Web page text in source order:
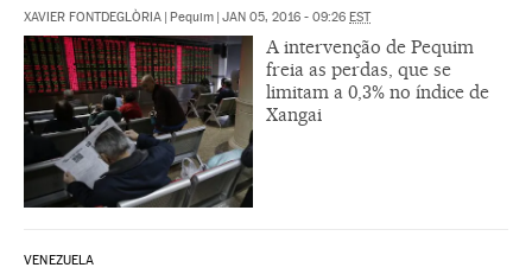
XAVIER FONTDEGLÒRIA | Pequim | JAN 05, 2016 - 09:26 EST
A intervenção de Pequim
freia as perdas, que se
limitam a 0,3% no índice de
Xangai
VENEZUELA